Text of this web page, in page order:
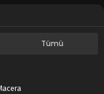
Tümü